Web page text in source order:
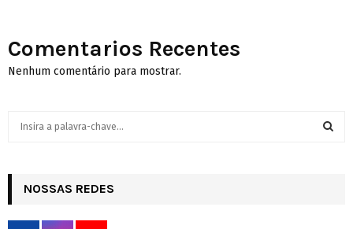
Comentarios Recentes
Nenhum comentário para mostrar.
h
f
NOSSAS REDES